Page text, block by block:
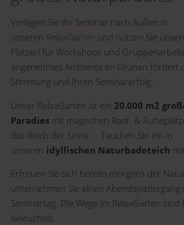
Verlegen Sie Ihr Seminar nach Außen in
unseren RelaxGarten und nützen Sie
Platzerl für Workshops und
angenehmes Ambiente im Grünen fördert
Stimmung und Ihren Seminarerfolg.
Unser RelaxGarten ist ein 20.000 m2
Paradies mit magischen Rast- &
das Reich der Sinne ... Tauchen Sie ein in
unseren idyllischen Naturbadeteich
Erfreuen Sie sich bereits morgens der
unternehmen Sie einen Abendspaziergang
Seminartag. Die Wege im RelaxGarten
beleuchtet.